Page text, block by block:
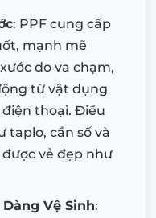
: PPF cung cấp
mạnh mẽ
do va chạm,
từ vật dụng
thoại. Điều
taplo, cần số và
vẻ đẹp như
Vệ Sinh: